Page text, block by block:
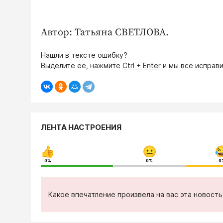
Автор: Татьяна СВЕТЛОВА.
Нашли в тексте ошибку?
Выделите её, нажмите Ctrl + Enter и мы всё
ЛЕНТА НАСТРОЕНИЯ
0% 0%
Какое впечатление произвела на вас эта